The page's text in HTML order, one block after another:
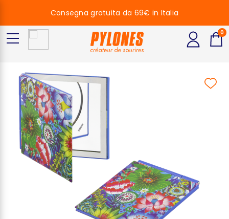
Consegna gratuita da 69€ in Italia
0